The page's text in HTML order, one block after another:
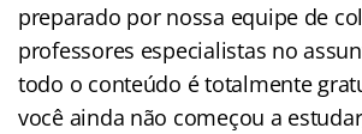
preparado por nossa equipe de
professores especialistas no
todo o conteúdo é totalmente
você ainda não começou a